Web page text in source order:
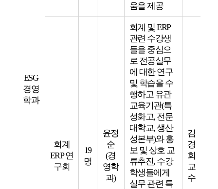
ESG
경영
학과
움을 제공
회계
ERP 연
구회
19
명
윤정
순
(경
영학
과)
회계 및 ERP
관련 수강생
들을 중심으
로 전공실무
에 대한 연구
및 학습을 수
행하고 유관
교육기관(특
성화고, 전문
대학교, 생산
성본부)와 홍
보 및 상호 교
류추진, 수강
학생들에게
실무 관련 특
김
경
회
교
수